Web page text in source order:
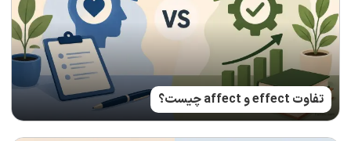
تفاوت effect و affect چیست؟